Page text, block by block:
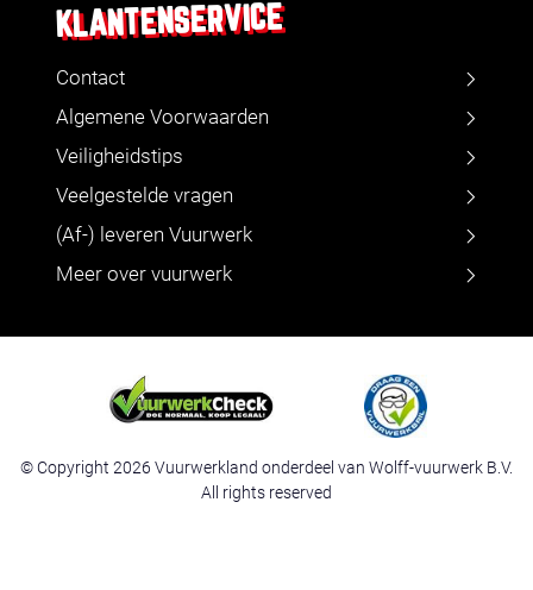
KLANTENSERVICE
Contact
Algemene Voorwaarden
Veiligheidstips
Veelgestelde vragen
(Af-) leveren Vuurwerk
Meer over vuurwerk
© Copyright 2026 Vuurwerkland onderdeel van Wolff-vuurwerk B.V.
All rights reserved